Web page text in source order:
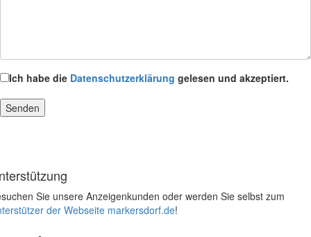
Ich habe die Datenschutzerklärung gelesen und akzeptiert.
Sie unsere Anzeigenkunden oder werden Sie selbst zum
der Webseite markersdorf.de!